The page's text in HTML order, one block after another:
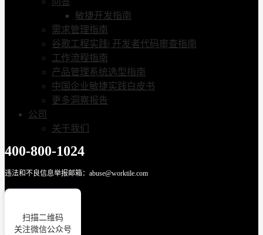
敏捷开发指南
需求管理指南
谷歌工程实践| 开发者代码审查指南
工作流程指南
产品管理系统选型指南
中国企业敏捷实践白皮书
更多洞察报告
公司
关于我们
400-800-1024
违法和不良信息举报邮箱：abuse@worktile.com
扫描二维码
关注微信公众号